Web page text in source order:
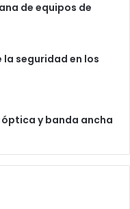
de equipos de
la seguridad en los
y banda ancha